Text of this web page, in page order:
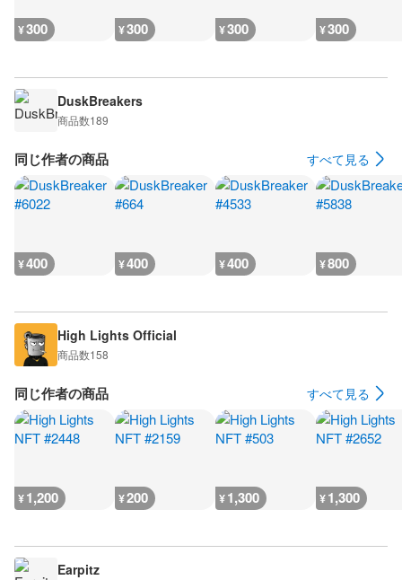
¥300 ¥300 ¥300 ¥300
DuskBreakers
商品数189
同じ作者の商品 すべて見る
¥400 ¥400 ¥400 ¥800
High Lights Official
商品数158
同じ作者の商品 すべて見る
¥1,200 ¥200 ¥1,300 ¥1,300
Earpitz